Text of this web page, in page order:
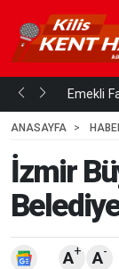
Su
ANASAYFA
İzmir
A+ A-